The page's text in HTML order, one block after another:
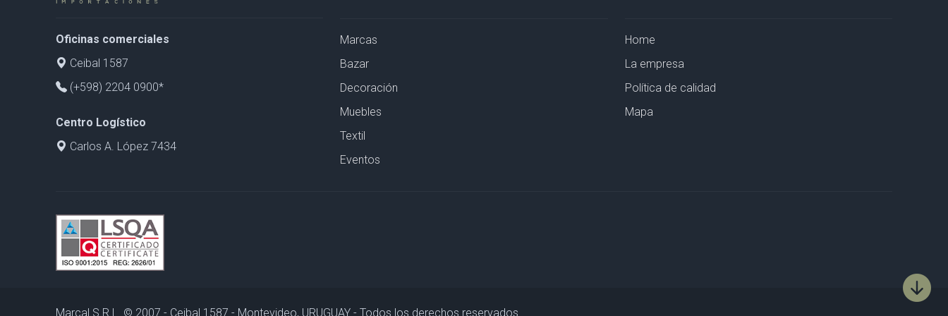
Oficinas comerciales
Ceibal 1587
(+598) 2204 0900*
Centro Logístico
Carlos A. López 7434
Marcas
Bazar
Decoración
Muebles
Textil
Eventos
Home
La empresa
Política de calidad
Mapa
Marcal S.R.L. © 2007 - Ceibal 1587 - Montevideo, URUGUAY - Todos los derechos reservados.